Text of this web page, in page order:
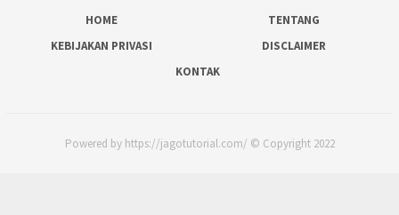
HOME
TENTANG
KEBIJAKAN PRIVASI
DISCLAIMER
KONTAK
Powered by https://jagotutorial.com/ © Copyright 2022